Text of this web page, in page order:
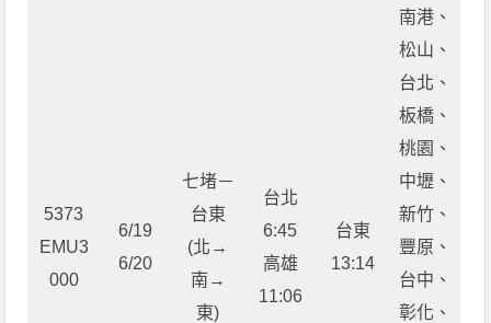
5373
EMU3
000
6/19
6/20
七堵－
台東
(北→
南→
東)
台北
6:45
高雄
11:06
台東
13:14
南港、
松山、
台北、
板橋、
桃園、
中壢、
新竹、
豐原、
台中、
彰化、